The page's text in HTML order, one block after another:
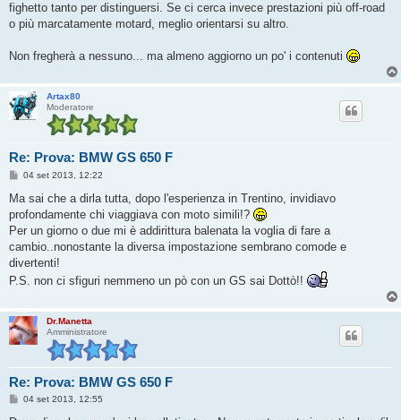
fighetto tanto per distinguersi. Se ci cerca invece prestazioni più off-road
o più marcatamente motard, meglio orientarsi su altro.
Non fregherà a nessuno... ma almeno aggiorno un po' i contenuti
Artax80
Moderatore
Re: Prova: BMW GS 650 F
M
s
a
g
i
o
04 set 2013, 12:22
Ma sai che a dirla tutta, dopo l'esperienza in Trentino, invidiavo
profondamente chi viaggiava con moto simili!?
Per un giorno o due mi è addirittura balenata la voglia di fare a
cambio..nonostante la diversa impostazione sembrano comode e
divertenti!
P.S. non ci sfiguri nemmeno un pò con un GS sai Dottò!!
Dr.Manetta
Amministratore
Re: Prova: BMW GS 650 F
M04 set 2013, 12:55